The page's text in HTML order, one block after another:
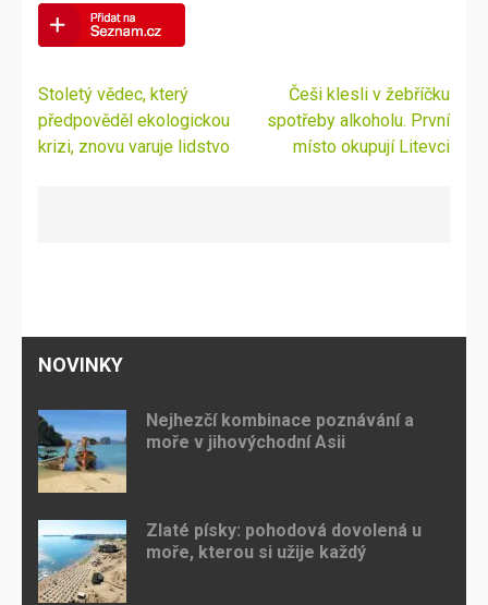
Navigace
pro
příspěvek
Stoletý vědec, který
předpověděl ekologickou
krizi, znovu varuje lidstvo
Češi klesli v žebříčku
spotřeby alkoholu. První
místo okupují Litevci
NOVINKY
Nejhezčí kombinace poznávání a
moře v jihovýchodní Asii
Zlaté písky: pohodová dovolená u
moře, kterou si užije každý